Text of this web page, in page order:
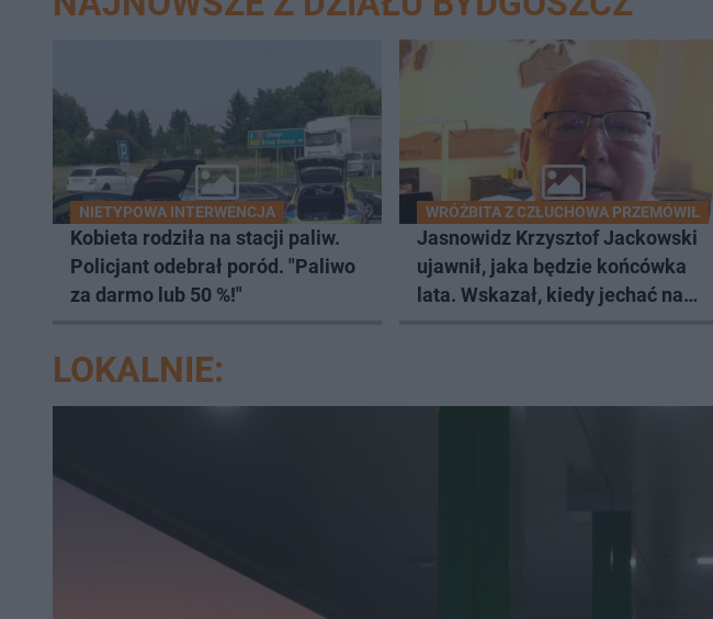
NIETYPOWA INTERWENCJA
Kobieta rodziła na stacji paliw.
Policjant odebrał poród. "Paliwo
za darmo lub 50 %!"
WRÓŻBITA Z CZŁUCHOWA PRZEMÓWIŁ
Jasnowidz Krzysztof Jackowski
ujawnił, jaka będzie końcówka
lata. Wskazał, kiedy jechać na
LOKALNIE: